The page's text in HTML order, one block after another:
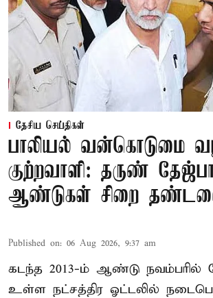
தேசிய செய்திகள்
பாலியல் வன்கொடுமை
குற்றவாளி: தருண்
ஆண்டுகள் சிறை
Published on: 06 Aug 2026, 9:37 am
கடந்த 2013-ம் ஆண்டு நவம்பரில்
உள்ள நட்சத்திர ஓட்டலில்